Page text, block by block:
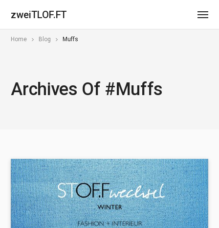
zweiTLOF.FT
Home Blog Muffs
Archives Of #Muffs